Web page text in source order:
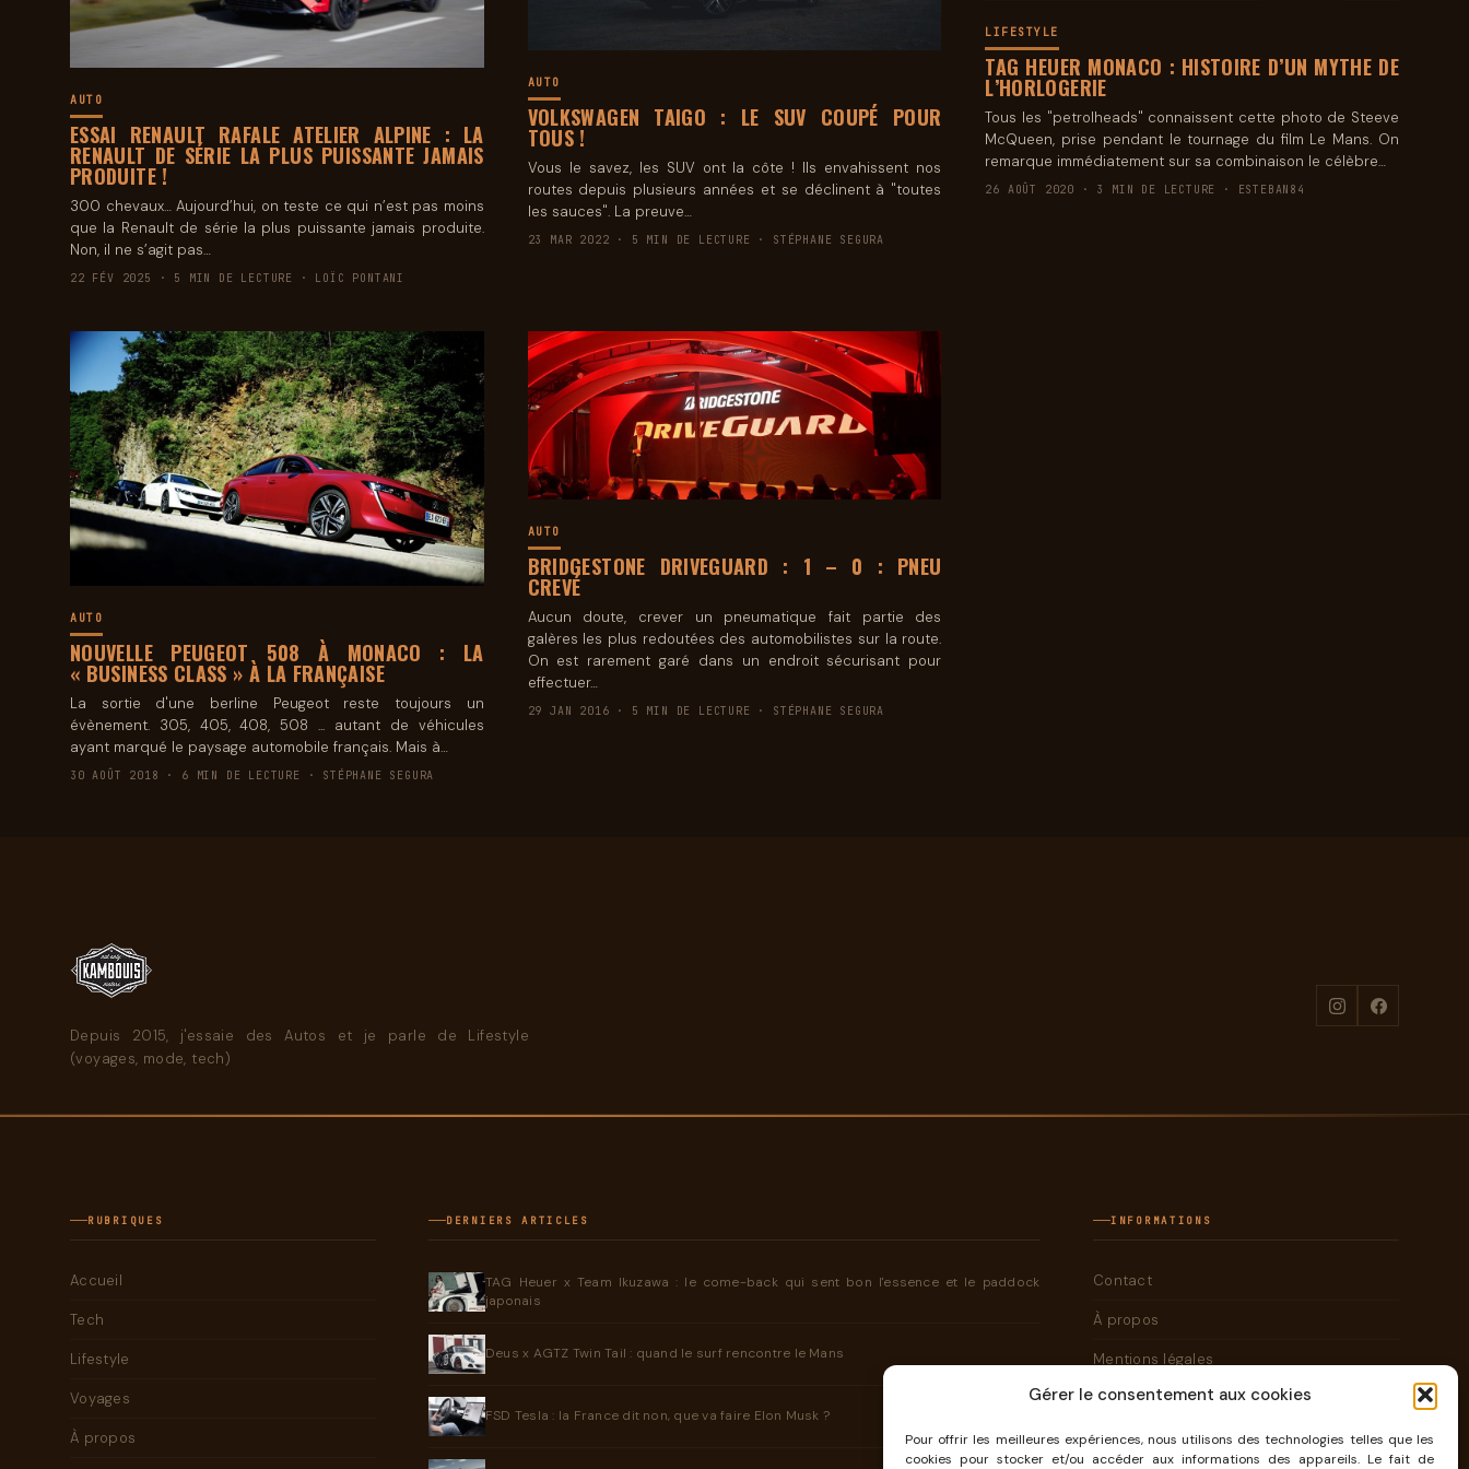
Gérer le consentement aux cookies
Pour offrir les meilleures expériences, nous utilisons des technologies telles que les
cookies pour stocker et/ou accéder aux informations des appareils. Le fait de
AUTO
ESSAI RENAULT RAFALE ATELIER ALPINE : LA
RENAULT DE SÉRIE LA PLUS PUISSANTE JAMAIS
PRODUITE !
300 chevaux… Aujourd’hui, on teste ce qui n’est pas moins
que la Renault de série la plus puissante jamais produite.
Non, il ne s’agit pas…
22 FÉV 2025 · 5 MIN DE LECTURE · LOÏC PONTANI
AUTO
VOLKSWAGEN TAIGO : LE SUV COUPÉ POUR
TOUS !
Vous le savez, les SUV ont la côte ! Ils envahissent nos
routes depuis plusieurs années et se déclinent à "toutes
les sauces". La preuve…
23 MAR 2022 · 5 MIN DE LECTURE · STÉPHANE SEGURA
LIFESTYLE
TAG HEUER MONACO : HISTOIRE D’UN MYTHE DE
L’HORLOGERIE
Tous les "petrolheads" connaissent cette photo de Steeve
McQueen, prise pendant le tournage du film Le Mans. On
remarque immédiatement sur sa combinaison le célèbre…
26 AOÛT 2020 · 3 MIN DE LECTURE · ESTEBAN84
AUTO
NOUVELLE PEUGEOT 508 À MONACO : LA
« BUSINESS CLASS » À LA FRANÇAISE
La sortie d'une berline Peugeot reste toujours un
évènement. 305, 405, 408, 508 ... autant de véhicules
ayant marqué le paysage automobile français. Mais à…
30 AOÛT 2018 · 6 MIN DE LECTURE · STÉPHANE SEGURA
AUTO
BRIDGESTONE DRIVEGUARD : 1 – 0 : PNEU
CREVÉ
Aucun doute, crever un pneumatique fait partie des
galères les plus redoutées des automobilistes sur la route.
On est rarement garé dans un endroit sécurisant pour
effectuer…
29 JAN 2016 · 5 MIN DE LECTURE · STÉPHANE SEGURA
Depuis 2015, j'essaie des Autos et je parle de Lifestyle
(voyages, mode, tech)
RUBRIQUES
Accueil
Tech
Lifestyle
Voyages
À propos
DERNIERS ARTICLES
TAG Heuer x Team Ikuzawa : le come-back qui sent bon l'essence et le paddock
japonais
Deus x AGTZ Twin Tail : quand le surf rencontre le Mans
FSD Tesla : la France dit non, que va faire Elon Musk ?
INFORMATIONS
Contact
À propos
Mentions légales
Cookies